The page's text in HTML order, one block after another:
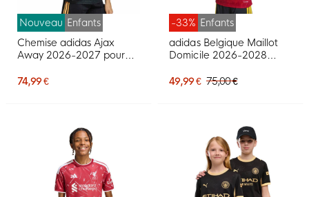
Nouveau Enfants
Chemise adidas Ajax
Away 2026-2027 pour
74,99 €
-33% Enfants
adidas Belgique Maillot
Domicile 2026-2028
49,99 € 75,00 €